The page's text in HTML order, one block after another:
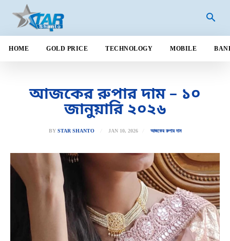
HOME GOLD PRICE TECHNOLOGY MOBILE
আজকের রুপার দাম – ১০
জানুয়ারি ২০২৬
BY STAR SHANTO JAN 10, 2026 আজকের রুপার দাম